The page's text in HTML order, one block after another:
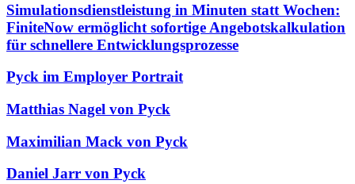
Simulationsdienstleistung in Minuten statt Wochen:
FiniteNow ermöglicht sofortige Angebotskalkulation
für schnellere Entwicklungsprozesse
Pyck im Employer Portrait
Matthias Nagel von Pyck
Maximilian Mack von Pyck
Daniel Jarr von Pyck